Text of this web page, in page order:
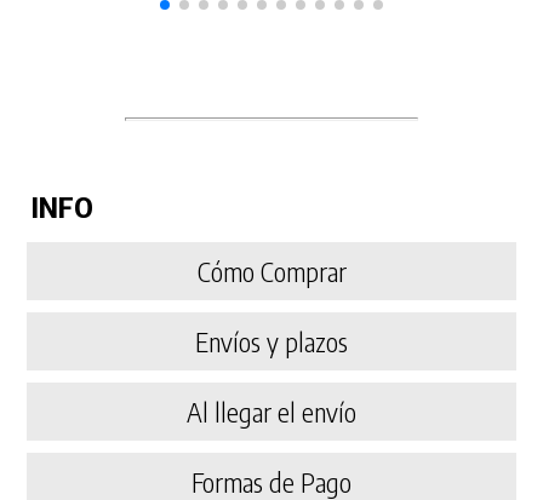
INFO
Cómo Comprar
Envíos y plazos
Al llegar el envío
Formas de Pago